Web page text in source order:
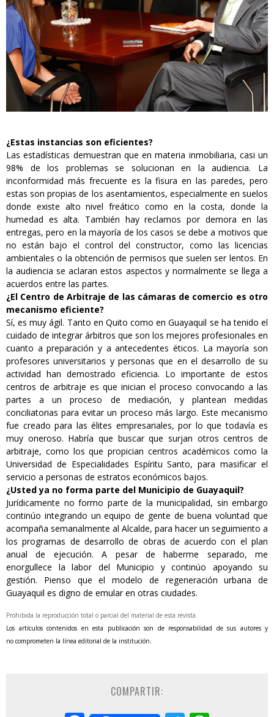
¿Estas instancias son eficientes?
Las estadísticas demuestran que en materia inmobiliaria, casi un
98% de los problemas se solucionan en la audiencia. La
inconformidad más frecuente es la fisura en las paredes, pero
estas son propias de los asentamientos, especialmente en suelos
donde existe alto nivel freático como en la costa, donde la
humedad es alta. También hay reclamos por demora en las
entregas, pero en la mayoría de los casos se debe a motivos que
no están bajo el control del constructor, como las licencias
ambientales o la obtención de permisos que suelen ser lentos. En
la audiencia se aclaran estos aspectos y normalmente se llega a
acuerdos entre las partes.
¿El Centro de Arbitraje de las cámaras de comercio es otro
mecanismo eficiente?
Sí, es muy ágil. Tanto en Quito como en Guayaquil se ha tenido el
cuidado de integrar árbitros que son los mejores profesionales en
cuanto a preparación y a antecedentes éticos. La mayoría son
profesores universitarios y personas que en el desarrollo de su
actividad han demostrado eficiencia. Lo importante de estos
centros de arbitraje es que inician el proceso convocando a las
partes a un proceso de mediación, y plantean medidas
conciliatorias para evitar un proceso más largo. Este mecanismo
fue creado para las élites empresariales, por lo que todavía es
muy oneroso. Habría que buscar que surjan otros centros de
arbitraje, como los que propician centros académicos como la
Universidad de Especialidades Espíritu Santo, para masificar el
servicio a personas de estratos económicos bajos.
¿Usted ya no forma parte del Municipio de Guayaquil?
Jurídicamente no formo parte de la municipalidad, sin embargo
continúo integrando un equipo de gente de buena voluntad que
acompaña semanalmente al Alcalde, para hacer un seguimiento a
los programas de desarrollo de obras de acuerdo con el plan
anual de ejecución. A pesar de haberme separado, me
enorgullece la labor del Municipio y continúo apoyando su
gestión. Pienso que el modelo de regeneración urbana de
Guayaquil es digno de emular en otras ciudades.
Prohibida la reproducción total o parcial del material de esta revista.
Los artículos contenidos en esta publicación son de responsabilidad de sus autores y
no comprometen la línea editorial de la institución.
COMPARTIR: